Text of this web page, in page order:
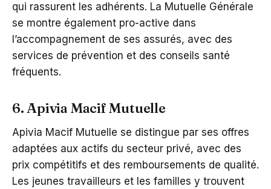
qui rassurent les adhérents. La Mutuelle Générale
se montre également pro-active dans
l’accompagnement de ses assurés, avec des
services de prévention et des conseils santé
fréquents.
6. Apivia Macif Mutuelle
Apivia Macif Mutuelle se distingue par ses offres
adaptées aux actifs du secteur privé, avec des
prix compétitifs et des remboursements de qualité.
Les jeunes travailleurs et les familles y trouvent